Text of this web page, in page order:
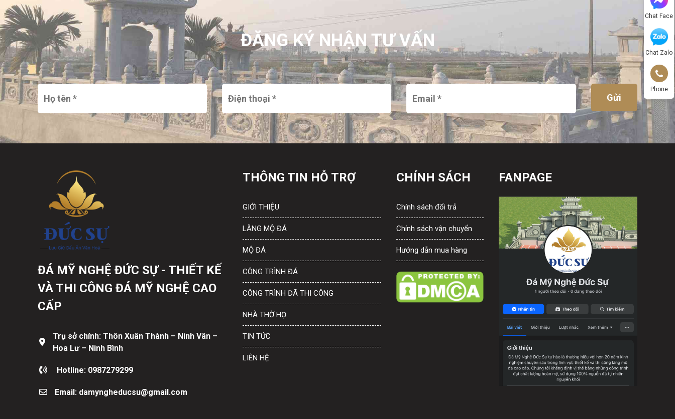
Chat Face
Chat Zalo
Phone
ĐĂNG KÝ NHẬN TƯ VẤN
ĐÁ MỸ NGHỆ ĐỨC SỰ - THIẾT KẾ
VÀ THI CÔNG ĐÁ MỸ NGHỆ CAO
CẤP
Trụ sở chính: Thôn Xuân Thành – Ninh Vân –
Hoa Lư – Ninh Bình
Hotline: 0987279299
Email: damyngheducsu@gmail.com
THÔNG TIN HỖ TRỢ
GIỚI THIỆU
LĂNG MỘ ĐÁ
MỘ ĐÁ
CÔNG TRÌNH ĐÁ
CÔNG TRÌNH ĐÃ THI CÔNG
NHÀ THỜ HỌ
TIN TỨC
LIÊN HỆ
CHÍNH SÁCH
Chính sách đổi trả
Chính sách vận chuyển
Hướng dẫn mua hàng
FANPAGE